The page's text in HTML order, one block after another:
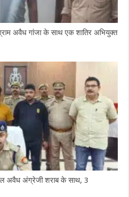
अवैध गांजा के साथ एक शातिर अभियुक्त
अवैध अंग्रेजी शराब के साथ, 3